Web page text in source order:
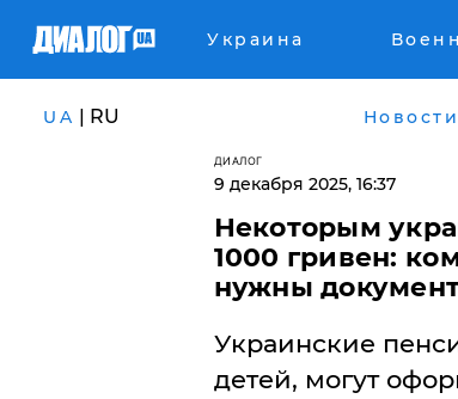
Украина
UA | RU Новости
ДИАЛОГ
9 декабря 2025, 16:37
Некоторым
1000 гривен:
нужны
Украинские
детей, могут